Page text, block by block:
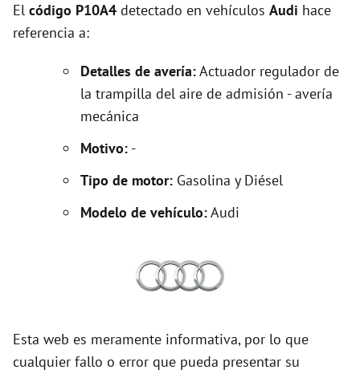
El código P10A4 detectado en vehículos Audi hace
referencia a:
Detalles de avería:Actuador regulador de
la trampilla del aire de admisión - avería
mecánica
Motivo: -
Tipo de motor: Gasolina y Diésel
Modelo de vehículo:Audi
Esta web es meramente informativa, por lo que
cualquier fallo o error que pueda presentar su